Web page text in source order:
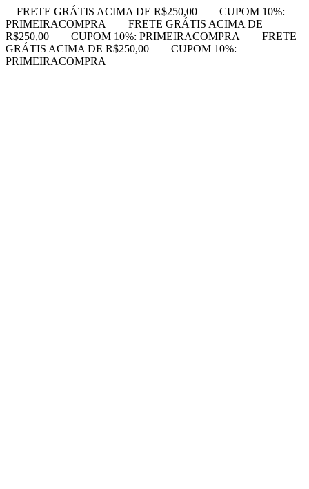
FRETE GRÁTIS ACIMA DE R$250,00
CUPOM 10%:
PRIMEIRACOMPRA
FRETE GRÁTIS ACIMA DE
R$250,00
CUPOM 10%: PRIMEIRACOMPRA
FRETE
GRÁTIS ACIMA DE R$250,00
CUPOM 10%:
PRIMEIRACOMPRA